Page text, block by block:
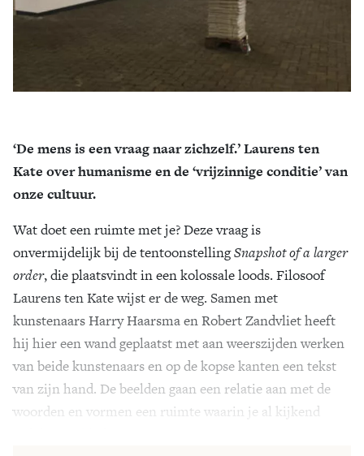
‘De mens is een vraag naar zichzelf.’ Laurens ten
Kate over humanisme en de ‘vrijzinnige conditie’ van
onze cultuur.
Wat doet een ruimte met je? Deze vraag is
onvermijdelijk bij de tentoonstellingSnapshot of a larger
order, die plaatsvindt in een kolossale loods. Filosoof
Laurens ten Kate wijst er de weg. Samen met
kunstenaars Harry Haarsma en Robert Zandvliet heeft
hij hier een wand geplaatst met aan weerszijden werken
van beide kunstenaars en op de kopse kanten een tekst
van zijn hand. De beelden gaan een relatie aan met de
woorden en vormen een ruimte waarin je al kijkend